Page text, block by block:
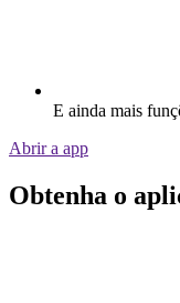
E ainda mais
Abrir a app
Obtenha o